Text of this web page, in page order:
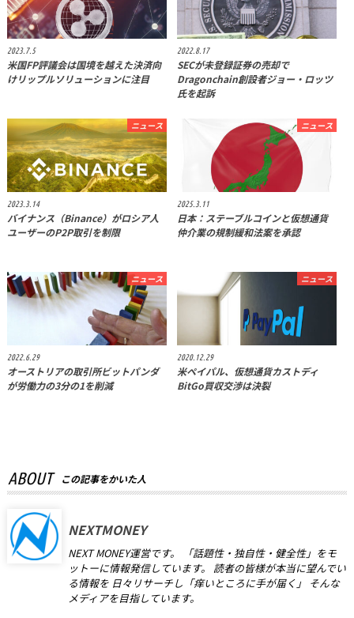
2023.7.5
米国FP評議会は国境を越えた決済向
けリップルソリューションに注目
2022.8.17
SECが未登録証券の売却で
Dragonchain創設者ジョー・ロッツ
氏を起訴
ニュース
2023.3.14
バイナンス（Binance）がロシア人
ユーザーのP2P取引を制限
ニュース
2025.3.11
日本：ステーブルコインと仮想通貨
仲介業の規制緩和法案を承認
ニュース
2022.6.29
オーストリアの取引所ビットパンダ
が労働力の3分の1を削減
ニュース
2020.12.29
米ペイパル、仮想通貨カストディ
BitGo買収交渉は決裂
ABOUT この記事をかいた人
NEXTMONEY
NEXT MONEY運営です。 「話題性・独自性・健全性」をモ
ットーに情報発信しています。 読者の皆様が本当に望んでい
る情報を 日々リサーチし「痒いところに手が届く」 そんな
メディアを目指しています。